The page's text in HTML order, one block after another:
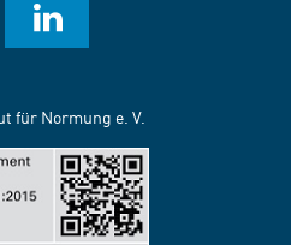
für Normung e. V.